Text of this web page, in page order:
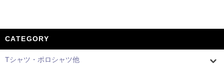
CATEGORY
Tシャツ・ポロシャツ他